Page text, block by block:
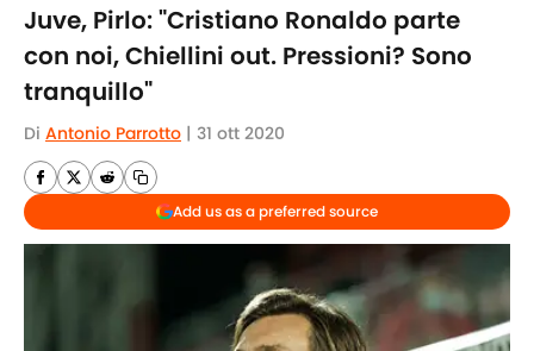
Juve, Pirlo: "Cristiano Ronaldo parte
con noi, Chiellini out. Pressioni? Sono
tranquillo"
Di Antonio Parrotto | 31 ott 2020
Add us as a preferred source